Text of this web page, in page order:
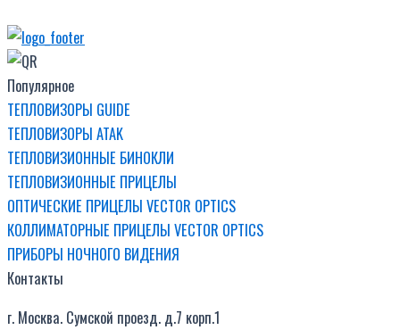
Популярное
ТЕПЛОВИЗОРЫ GUIDE
ТЕПЛОВИЗОРЫ ATAK
ТЕПЛОВИЗИОННЫЕ БИНОКЛИ
ТЕПЛОВИЗИОННЫЕ ПРИЦЕЛЫ
ОПТИЧЕСКИЕ ПРИЦЕЛЫ VECTOR OPTICS
КОЛЛИМАТОРНЫЕ ПРИЦЕЛЫ VECTOR OPTICS
ПРИБОРЫ НОЧНОГО ВИДЕНИЯ
Контакты
г. Москва. Сумской проезд. д.7 корп.1